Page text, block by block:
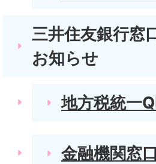
三井住友銀行窓
お知らせ
地方税統一
金融機関窓